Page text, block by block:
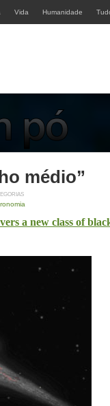
Vida Humanidade
médio”
a new class of